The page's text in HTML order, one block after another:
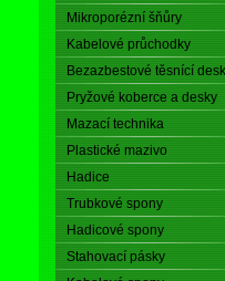
Mikroporézní šňůry
Kabelové průchodky
Bezazbestové těsnící
Pryžové koberce a desky
Mazací technika
Plastické mazivo
Hadice
Trubkové spony
Hadicové spony
Stahovací pásky